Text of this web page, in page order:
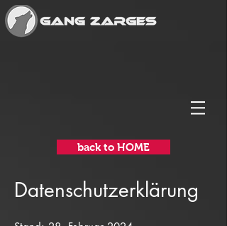
back to HOME
Datenschutzerklärung